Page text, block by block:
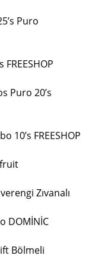
Puro
Puro 20’s
FREESHOP
Zıvanalı
DOMİNİC
Bölmeli